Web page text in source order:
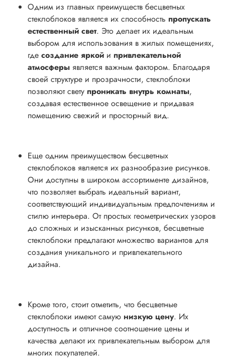
Одним из главных преимуществ бесцветных
стеклоблоков является их способность пропускать
естественный свет. Это делает их идеальным
выбором для использования в жилых помещениях,
где создание яркой и привлекательной
атмосферы является важным фактором. Благодаря
своей структуре и прозрачности, стеклоблоки
позволяют свету проникать внутрь комнаты,
создавая естественное освещение и придавая
помещению свежий и просторный вид.
Еще одним преимуществом бесцветных
стеклоблоков является их разнообразие рисунков.
Они доступны в широком ассортименте дизайнов,
что позволяет выбрать идеальный вариант,
соответствующий индивидуальным предпочтениям и
стилю интерьера. От простых геометрических узоров
до сложных и изысканных рисунков, бесцветные
стеклоблоки предлагают множество вариантов для
создания уникального и привлекательного
дизайна.
Кроме того, стоит отметить, что бесцветные
стеклоблоки имеют самую низкую цену. Их
доступность и отличное соотношение цены и
качества делают их привлекательным выбором для
многих покупателей.